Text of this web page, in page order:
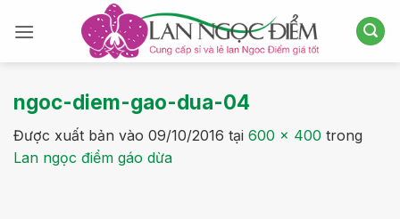
qua
ngoc-diem-gao-dua-04
Được xuất bản vào 09/10/2016 tại 600 × 400 trong
Lan ngọc điểm gáo dừa